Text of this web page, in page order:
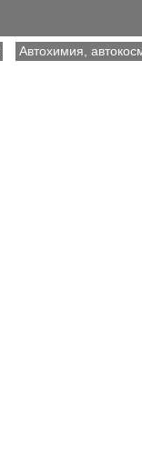
Автохимия,